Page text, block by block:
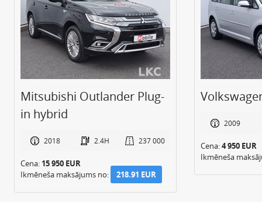
Mitsubishi Outlander Plug-
in hybrid
2018 2.4H 237 000
Cena: 15 950 EUR
Ikmēneša maksājums no:
218.91 EUR
2009
Cena:4 950 EUR
Ikmēneša